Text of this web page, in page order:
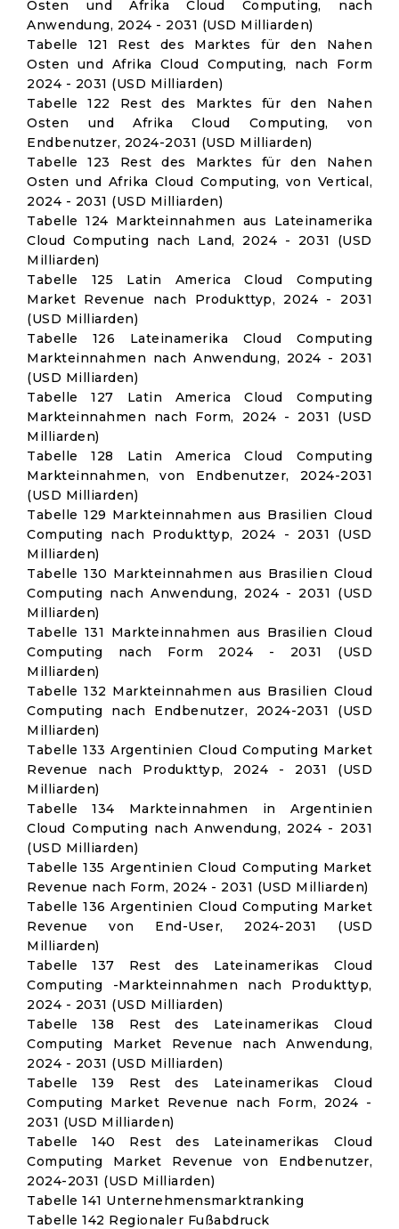
Osten und Afrika Cloud Computing, nach
Anwendung, 2024 - 2031 (USD Milliarden)
Tabelle 121 Rest des Marktes für den Nahen
Osten und Afrika Cloud Computing, nach Form
2024 - 2031 (USD Milliarden)
Tabelle 122 Rest des Marktes für den Nahen
Osten und Afrika Cloud Computing, von
Endbenutzer, 2024-2031 (USD Milliarden)
Tabelle 123 Rest des Marktes für den Nahen
Osten und Afrika Cloud Computing, von Vertical,
2024 - 2031 (USD Milliarden)
Tabelle 124 Markteinnahmen aus Lateinamerika
Cloud Computing nach Land, 2024 - 2031 (USD
Milliarden)
Tabelle 125 Latin America Cloud Computing
Market Revenue nach Produkttyp, 2024 - 2031
(USD Milliarden)
Tabelle 126 Lateinamerika Cloud Computing
Markteinnahmen nach Anwendung, 2024 - 2031
(USD Milliarden)
Tabelle 127 Latin America Cloud Computing
Markteinnahmen nach Form, 2024 - 2031 (USD
Milliarden)
Tabelle 128 Latin America Cloud Computing
Markteinnahmen, von Endbenutzer, 2024-2031
(USD Milliarden)
Tabelle 129 Markteinnahmen aus Brasilien Cloud
Computing nach Produkttyp, 2024 - 2031 (USD
Milliarden)
Tabelle 130 Markteinnahmen aus Brasilien Cloud
Computing nach Anwendung, 2024 - 2031 (USD
Milliarden)
Tabelle 131 Markteinnahmen aus Brasilien Cloud
Computing nach Form 2024 - 2031 (USD
Milliarden)
Tabelle 132 Markteinnahmen aus Brasilien Cloud
Computing nach Endbenutzer, 2024-2031 (USD
Milliarden)
Tabelle 133 Argentinien Cloud Computing Market
Revenue nach Produkttyp, 2024 - 2031 (USD
Milliarden)
Tabelle 134 Markteinnahmen in Argentinien
Cloud Computing nach Anwendung, 2024 - 2031
(USD Milliarden)
Tabelle 135 Argentinien Cloud Computing Market
Revenue nach Form, 2024 - 2031 (USD Milliarden)
Tabelle 136 Argentinien Cloud Computing Market
Revenue von End-User, 2024-2031 (USD
Milliarden)
Tabelle 137 Rest des Lateinamerikas Cloud
Computing -Markteinnahmen nach Produkttyp,
2024 - 2031 (USD Milliarden)
Tabelle 138 Rest des Lateinamerikas Cloud
Computing Market Revenue nach Anwendung,
2024 - 2031 (USD Milliarden)
Tabelle 139 Rest des Lateinamerikas Cloud
Computing Market Revenue nach Form, 2024 -
2031 (USD Milliarden)
Tabelle 140 Rest des Lateinamerikas Cloud
Computing Market Revenue von Endbenutzer,
2024-2031 (USD Milliarden)
Tabelle 141 Unternehmensmarktranking
Tabelle 142 Regionaler Fußabdruck